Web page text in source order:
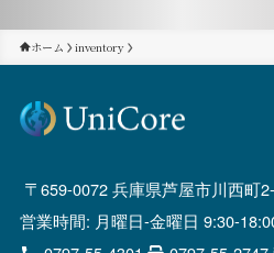
ホーム inventory
659-0072 兵庫県芦屋市川西町
営業時間: 月曜日-金曜日 9:30-